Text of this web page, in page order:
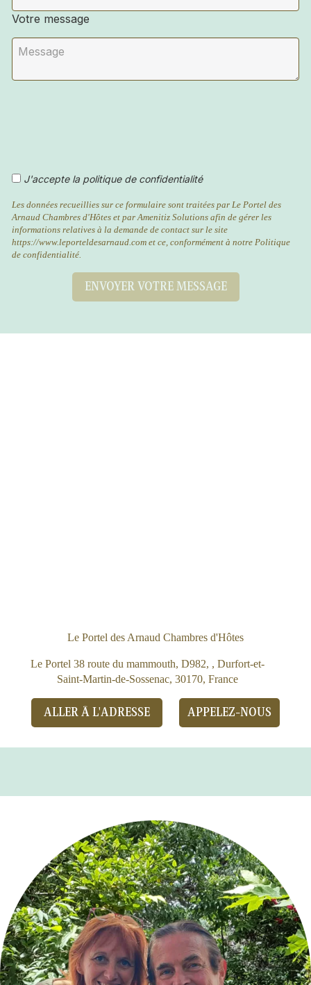
Votre message
J'accepte la politique de confidentialité
Les données recueillies sur ce formulaire sont traitées par Le Portel des
Arnaud Chambres d'Hôtes et par Amenitiz Solutions afin de gérer les
informations relatives à la demande de contact sur le site
https://www.leporteldesarnaud.com et ce, conformément à notre Politique
de confidentialité.
Le Portel des Arnaud Chambres d'Hôtes
Le Portel 38 route du mammouth, D982, , Durfort-et-
Saint-Martin-de-Sossenac, 30170, France
ALLER À L'ADRESSE APPELEZ-NOUS